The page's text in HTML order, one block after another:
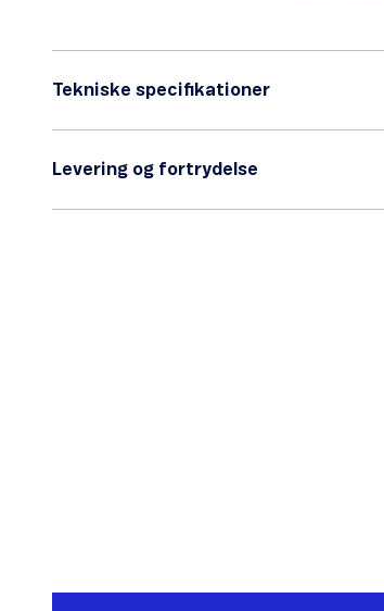
Tekniske specifikationer
Levering og fortrydelse